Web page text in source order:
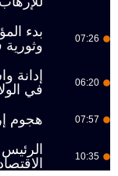
07:26
بدء
وثورية
06:20
إدانة
في
07:57 هجوم
10:35